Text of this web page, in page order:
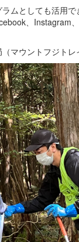
ムとしても活用
、Instagram
マウントフジトレ